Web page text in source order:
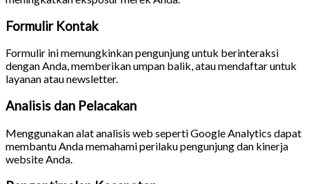
Formulir Kontak
Formulir ini memungkinkan pengunjung untuk berinteraksi
dengan Anda, memberikan umpan balik, atau mendaftar untuk
layanan atau newsletter.
Analisis dan Pelacakan
Menggunakan alat analisis web seperti Google Analytics dapat
membantu Anda memahami perilaku pengunjung dan kinerja
website Anda.